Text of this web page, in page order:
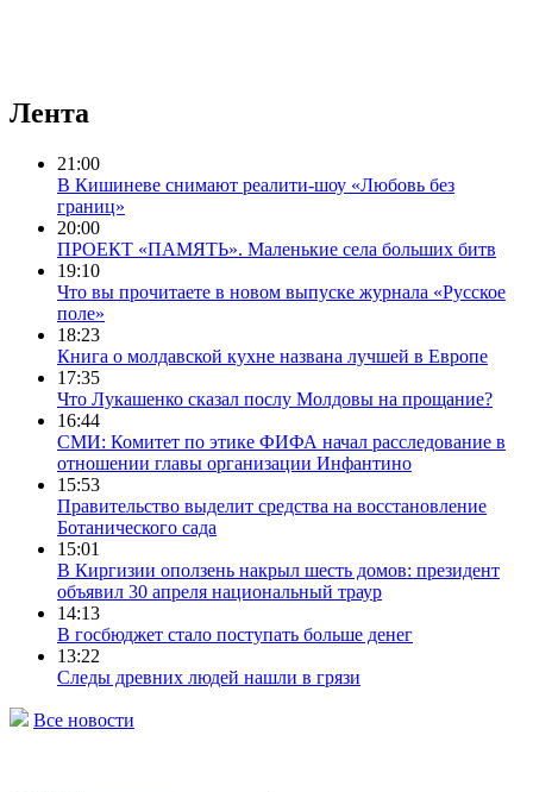
Лента
21:00
В Кишиневе снимают реалити-шоу «Любовь без
границ»
20:00
ПРОЕКТ «ПАМЯТЬ». Маленькие села больших битв
19:10
Что вы прочитаете в новом выпуске журнала «Русское
поле»
18:23
Книга о молдавской кухне названа лучшей в Европе
17:35
Что Лукашенко сказал послу Молдовы на прощание?
16:44
СМИ: Комитет по этике ФИФА начал расследование в
отношении главы организации Инфантино
15:53
Правительство выделит средства на восстановление
Ботанического сада
15:01
В Киргизии оползень накрыл шесть домов: президент
объявил 30 апреля национальный траур
14:13
В госбюджет стало поступать больше денег
13:22
Следы древних людей нашли в грязи
Все новости